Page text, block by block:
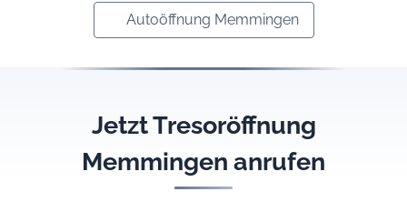
Autoöffnung Memmingen
Jetzt Tresoröffnung
Memmingen anrufen